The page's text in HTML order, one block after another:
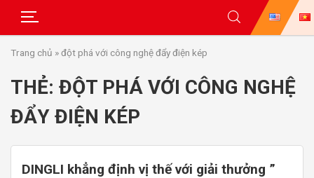
Trang chủ »đột phá với công nghệ đẩy điện kép
THẺ: ĐỘT PHÁ VỚI CÔNG NGHỆ
ĐẨY ĐIỆN KÉP
DINGLI khẳng định vị thế với giải thưởng ”